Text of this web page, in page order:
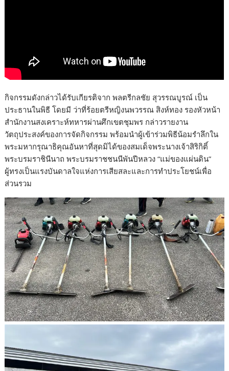
กิจกรรมดังกล่าวได้รับเกียรติจาก พลตรีกลชัย สุวรรณบูรณ์ เป็น
ประธานในพิธี โดยมี ว่าที่ร้อยตรีหญิงนพวรรณ สิงห์ทอง รองหัวหน้า
สำนักงานสงเคราะห์ทหารผ่านศึกเขตชุมพร กล่าวรายงาน
วัตถุประสงค์ของการจัดกิจกรรม พร้อมนำผู้เข้าร่วมพิธีน้อมรำลึกใน
พระมหากรุณาธิคุณอันหาที่สุดมิได้ของสมเด็จพระนางเจ้าสิริกิติ์
พระบรมราชินีนาถ พระบรมราชชนนีพันปีหลวง “แม่ของแผ่นดิน”
ผู้ทรงเป็นแรงบันดาลใจแห่งการเสียสละและการทำประโยชน์เพื่อ
ส่วนรวม